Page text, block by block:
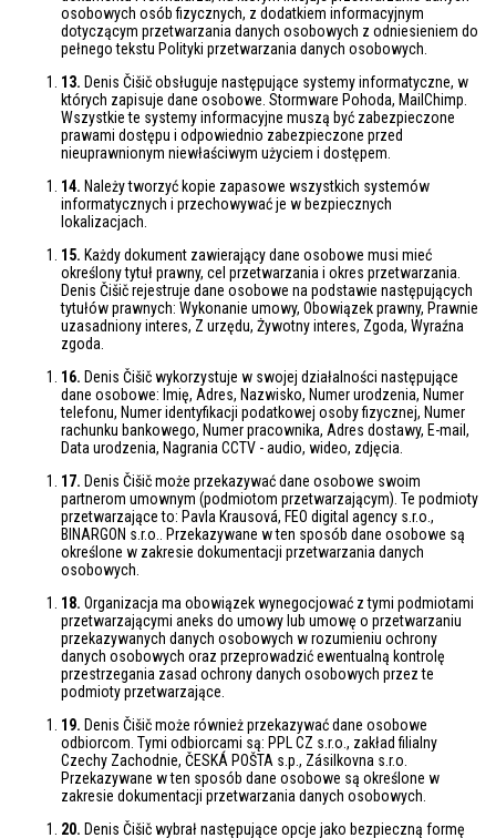
osobowych osób fizycznych, z dodatkiem informacyjnym
dotyczącym przetwarzania danych osobowych z odniesieniem do
pełnego tekstu Polityki przetwarzania danych osobowych.
13. Denis Čišič obsługuje następujące systemy informatyczne, w
których zapisuje dane osobowe. Stormware Pohoda, MailChimp.
Wszystkie te systemy informacyjne muszą być zabezpieczone
prawami dostępu i odpowiednio zabezpieczone przed
nieuprawnionym niewłaściwym użyciem i dostępem.
14. Należy tworzyć kopie zapasowe wszystkich systemów
informatycznych i przechowywać je w bezpiecznych
lokalizacjach.
15. Każdy dokument zawierający dane osobowe musi mieć
określony tytuł prawny, cel przetwarzania i okres przetwarzania.
Denis Čišič rejestruje dane osobowe na podstawie następujących
tytułów prawnych: Wykonanie umowy, Obowiązek prawny, Prawnie
uzasadniony interes, Z urzędu, Żywotny interes, Zgoda, Wyraźna
zgoda.
16. Denis Čišič wykorzystuje w swojej działalności następujące
dane osobowe: Imię, Adres, Nazwisko, Numer urodzenia, Numer
telefonu, Numer identyfikacji podatkowej osoby fizycznej, Numer
rachunku bankowego, Numer pracownika, Adres dostawy, E-mail,
Data urodzenia, Nagrania CCTV - audio, wideo, zdjęcia.
17. Denis Čišič może przekazywać dane osobowe swoim
partnerom umownym (podmiotom przetwarzającym). Te podmioty
przetwarzające to: Pavla Krausová, FEO digital agency s.r.o.,
BINARGON s.r.o.. Przekazywane w ten sposób dane osobowe są
określone w zakresie dokumentacji przetwarzania danych
osobowych.
18. Organizacja ma obowiązek wynegocjować z tymi podmiotami
przetwarzającymi aneks do umowy lub umowę o przetwarzaniu
przekazywanych danych osobowych w rozumieniu ochrony
danych osobowych oraz przeprowadzić ewentualną kontrolę
przestrzegania zasad ochrony danych osobowych przez te
podmioty przetwarzające.
19. Denis Čišič może również przekazywać dane osobowe
odbiorcom. Tymi odbiorcami są: PPL CZ s.r.o., zakład filialny
Czechy Zachodnie, ČESKÁ POŠTA s.p., Zásilkovna s.r.o.
Przekazywane w ten sposób dane osobowe są określone w
zakresie dokumentacji przetwarzania danych osobowych.
20. Denis Čišič wybrał następujące opcje jako bezpieczną formę